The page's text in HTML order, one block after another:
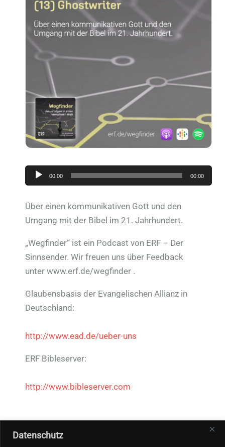
Datenschutz
Audio-
Player
00:00 00:00
Über einen kommunikativen Gott und den
Umgang mit der Bibel im 21. Jahrhundert.
„Wegfinder“ ist ein Podcast von ERF – Der
Sinnsender. Wir freuen uns über Feedback
unter www.erf.de/wegfinder .
Glaubensbasis der Evangelischen Allianz in
Deutschland:
http://www.ead.de/ueber-uns
ERF Bibleserver:
http://www.bibleserver.com
←Vorheriger Beitrag